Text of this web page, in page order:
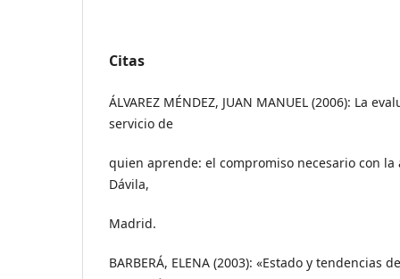
Citas
ÁLVAREZ MÉNDEZ, JUAN MANUEL (2006): La
servicio de
quien aprende: el compromiso necesario con
Dávila,
Madrid.
BARBERÁ, ELENA (2003): «Estado y tendencias